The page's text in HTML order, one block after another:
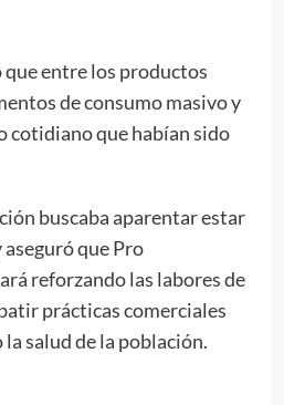
entre los productos
de consumo masivo y
cotidiano que habían sido
buscaba aparentar estar
que Pro
reforzando las labores de
prácticas comerciales
salud de la población.